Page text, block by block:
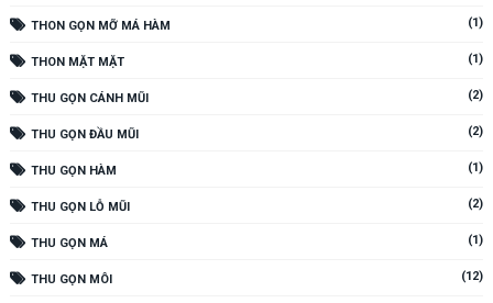
THON GỌN MỠ MÁ HÀM (1)
THON MẶT MẶT (1)
THU GỌN CÁNH MŨI (2)
THU GỌN ĐẦU MŨI (2)
THU GỌN HÀM (1)
THU GỌN LỖ MŨI (2)
THU GỌN MÁ (1)
THU GỌN MÔI (12)